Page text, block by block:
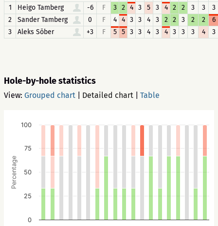
1
Heigo Tamberg -6 F 3 2 4 3 5 3 4 2 2 3 3
3
2
Sander Tamberg 0 F 4 4 3 3 4 3 2 2 3 2 2
6
3
Aleks Sõber +3 F 5 5 3 3 4 3 4 3 3 3 4 3
Hole-by-hole statistics
View: Grouped chart Detailed chart Table
Percentage
0
25
50
75
100